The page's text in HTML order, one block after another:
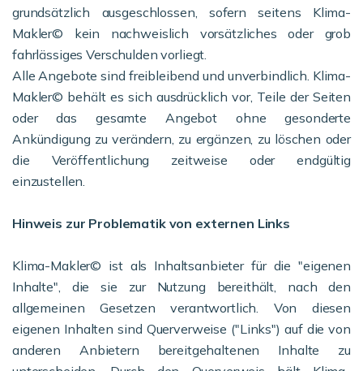
grundsätzlich ausgeschlossen, sofern seitens Klima-
Makler© kein nachweislich vorsätzliches oder grob
fahrlässiges Verschulden vorliegt.
Alle Angebote sind freibleibend und unverbindlich. Klima-
Makler© behält es sich ausdrücklich vor, Teile der Seiten
oder das gesamte Angebot ohne gesonderte
Ankündigung zu verändern, zu ergänzen, zu löschen oder
die Veröffentlichung zeitweise oder endgültig
einzustellen.
Hinweis zur Problematik von externen Links
Klima-Makler© ist als Inhaltsanbieter für die "eigenen
Inhalte", die sie zur Nutzung bereithält, nach den
allgemeinen Gesetzen verantwortlich. Von diesen
eigenen Inhalten sind Querverweise ("Links") auf die von
anderen Anbietern bereitgehaltenen Inhalte zu